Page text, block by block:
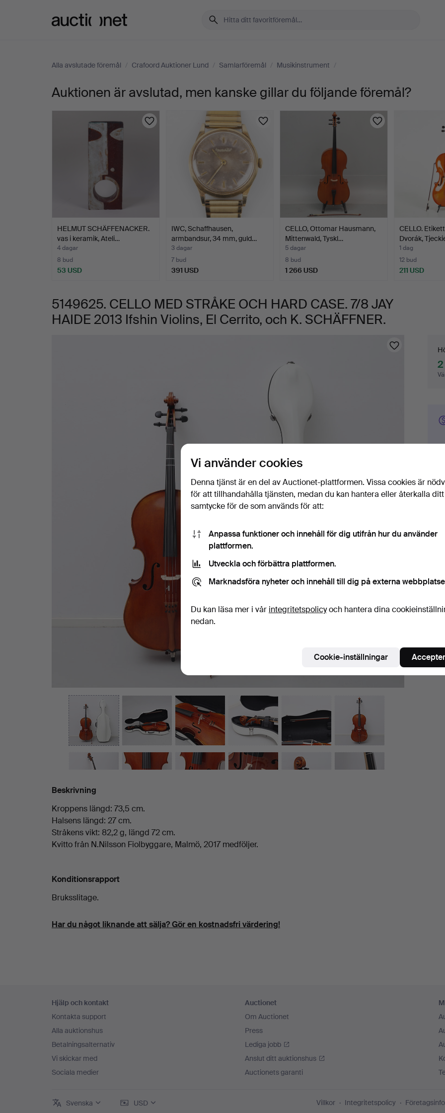
Alla avslutade föremål / Crafoord Auktioner Lund / Samlarföremål / Musikinstrument /
CELLO
STRÅKE
HARD
CASE.
7/8
JAY
2013
Auktionen är avslutad, men kanske gillar du följande föremål?
HELMUT SCHÄFFENACKER.
vas i keramik, Ateli…
4 dagar
8 bud
53 USD
IWC, Schaffhausen,
armbandsur, 34 mm, guld…
3 dagar
7 bud
391 USD
CELLO, Ottomar Hausmann,
Mittenwald, Tyskl…
5 dagar
8 bud
1 266 USD
CELLO.
Dvorák,
1 dag
12 bud
211 USD
5149625. CELLO MED STRÅKE OCH HARD CASE. 7/8 JAY
HAIDE 2013 Ifshin Violins, El Cerrito, och K. SCHÄFFNER.
Beskrivning
Kroppens längd: 73,5 cm.
Halsens längd: 27 cm.
Stråkens vikt: 82,2 g, längd 72 cm.
Kvitto från N.Nilsson Fiolbyggare, Malmö, 2017 medföljer.
Konditionsrapport
Bruksslitage.
Har du något liknande att sälja? Gör en kostnadsfri värdering!
6
Hjälp och kontakt
Kontakta support
Alla auktionshus
Betalningsalternativ
Vi skickar med
Sociala medier
Auctionet
Om Auctionet
Press
Lediga jobb
Anslut ditt auktionshus
Auctionets garanti
Svenska USD Villkor Integritetspolicy Företagsinfo
Vi använder cookies
Denna tjänst är en del av Auctionet-plattformen. Vissa cookies är
för att tillhandahålla tjänsten, medan du kan hantera eller återkalla ditt
samtycke för de som används för att:
Anpassa funktioner och innehåll för dig utifrån hur du använder
plattformen.
Utveckla och förbättra plattformen.
Marknadsföra nyheter och innehåll till dig på externa
Du kan läsa mer i vår integritetspolicyoch hantera dina
nedan.
Cookie-inställningar